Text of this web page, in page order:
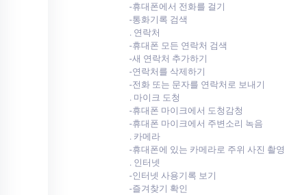
-휴대폰에서 전화를 걸기
-통화기록 검색
. 연락처
-휴대폰 모든 연락처 검색
-새 연락처 추가하기
-연락처를 삭제하기
-전화 또는 문자를 연락처로 보내기
. 마이크 도청
-휴대폰 마이크에서 도청감청
-휴대폰 마이크에서 주변소리 녹음
. 카메라
-휴대폰에 있는 카메라로 주위 사진 촬영
. 인터넷
-인터넷 사용기록 보기
-즐겨찾기 확인